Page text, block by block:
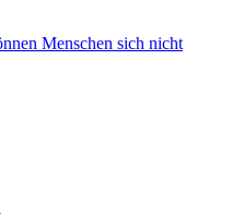
Menschen sich nicht